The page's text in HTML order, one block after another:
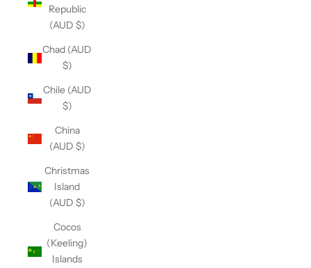
Republic
(AUD $)
Chad (AUD
$)
Chile (AUD
$)
China
(AUD $)
Christmas
Island
(AUD $)
Cocos
(Keeling)
Islands